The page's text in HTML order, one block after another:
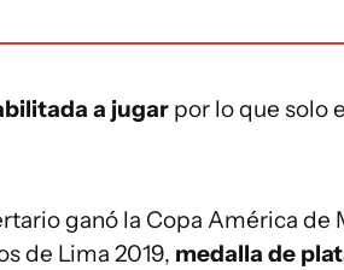
a jugar por lo que solo
ganó la Copa América de
de Lima 2019, medalla de